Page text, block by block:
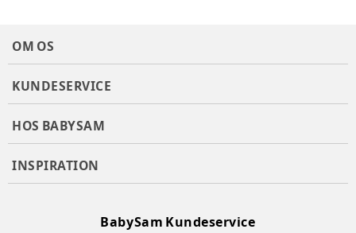
OM OS
KUNDESERVICE
HOS BABYSAM
INSPIRATION
BabySam Kundeservice